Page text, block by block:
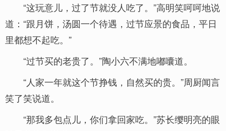
“这玩意儿，过了节就没人吃了。”高明笑呵呵地说
道：“跟月饼，汤圆一个待遇，过节应景的食品，平日
里都想不起吃。”
“过节买的老贵了。”陶小六不满地嘟囔道。
“人家一年就这个节挣钱，自然买的贵。”周厨闻言
笑了笑说道。
“那我多包点儿，你们拿回家吃。”苏长缨明亮的眼